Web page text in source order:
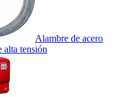
Alambre de acero
alta tensión